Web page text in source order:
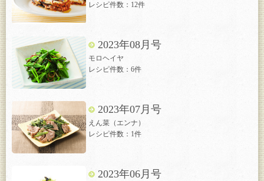
レシピ件数：12件
2023年08月号
モロヘイヤ
レシピ件数：6件
2023年07月号
えん菜（エンナ）
レシピ件数：1件
2023年06月号